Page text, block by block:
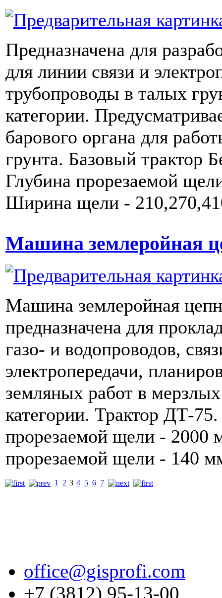
Предназначена для
для линии связи и
трубопроводы в талых
категории.
барового органа для
грунта. Базовый трактор
Глубина прорезаемой
Ширина щели -
Машина землеройная
Машина землеройная
предназначена для
газо- и водопроводов,
электропередачи,
земляных работ в
категории. Трактор ДТ-
прорезаемой щели -
прорезаемой щели - 140
1 2 3 4 5 6 7
office@gisprofi.com
+7 (3812) 95-13-00